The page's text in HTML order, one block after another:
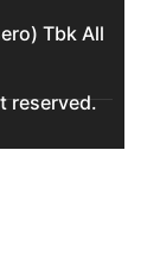
Tbk All
reserved.